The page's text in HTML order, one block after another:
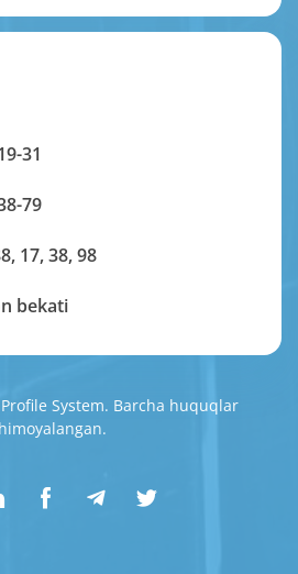
31
79
17, 38, 98
bekati
System. Barcha huquqlar
himoyalangan.